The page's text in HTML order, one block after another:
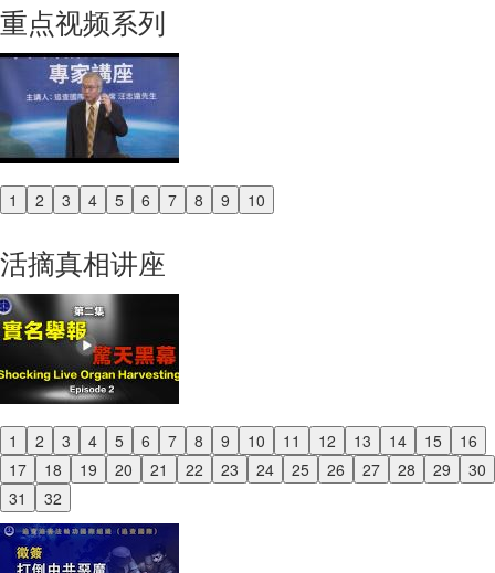
重点视频系列
1 2 3 4 5 6 7 8 9 10
Previous
活摘真相讲座
1 2 3 4 5 6 7 8 9 10 11 12 13 14 15
16
17
18 19 20 21 22 23 24 25 26 27 28 29
30
31
32
Previous
Next